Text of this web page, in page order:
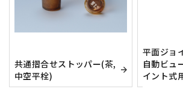
共通摺合せストッパー(茶,
中空平栓)
平面ジョ
自動ビュ
イント式